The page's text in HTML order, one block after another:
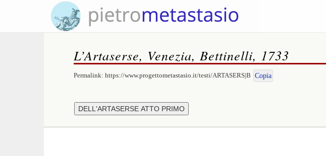
L’Artaserse, Venezia, Bettinelli, 1733
Permalink: https://www.progettometastasio.it/testi/ARTASERS|B Copia